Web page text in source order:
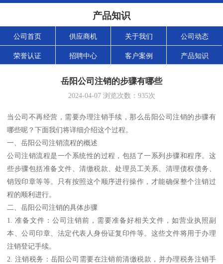
产品知识
公司首页 供应商机 关于我们 公司动态
荣誉认证 招聘中心 客户案例 产品知识
岳阳公司注销的步骤有哪些
2024-04-07浏览次数： 935次
当公司不再经营，需要办理注销手续，那么岳阳公司注销的步骤有
哪些呢？下面我们将详细介绍这个过程。
一、岳阳公司注销流程的概述
公司注销流程是一个系统性的过程，包括了一系列步骤和程序。这
些步骤包括准备文件、清缴税款、处理员工关系、清理债权债务、
销毁印章等等。只有按照这个顺序进行操作，才能确保整个注销过
程的顺利进行。
二、岳阳公司注销的具体步骤
1. 准备文件：公司注销前，需要准备好相关文件，如营业执照副
本、公司印章、法定代表人身份证复印件等。这些文件将用于办理
注销登记手续。
2. 注销税务：岳阳公司需要在注销前清缴税款，并办理税务注销手